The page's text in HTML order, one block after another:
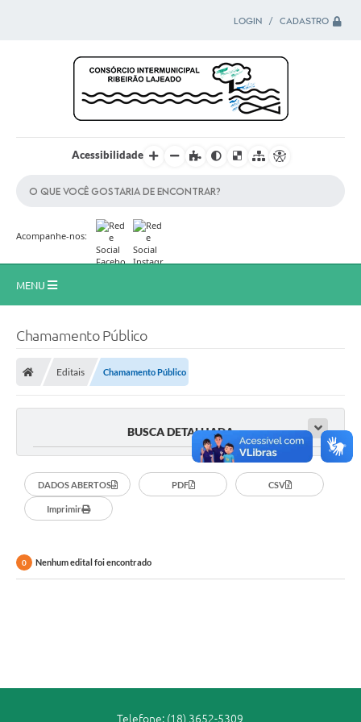
LOGIN / CADASTRO
Acessibilidade
Acompanhe-nos:
MENU
INSTITUCIONAL
Contato
Editais
Chamamento Público
Editais Chamamento Público
BUSCA DETALHADA
DADOS ABERTOS PDF CSV
Imprimir
0 Nenhum edital foi encontrado
Telefone: (18) 3652-5309